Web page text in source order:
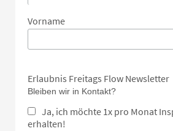
Vorname
Erlaubnis Freitags Flow Newsletter
Bleiben wir in Kontakt?
Ja, ich möchte 1x pro Monat
erhalten!